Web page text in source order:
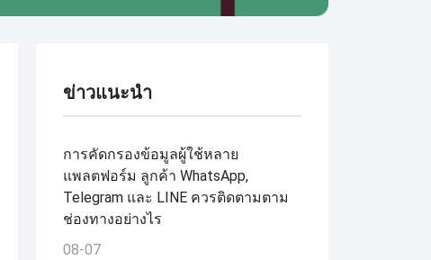
ข่าวแนะนำ
การคัดกรองข้อมูลผู้ใช้หลาย
แพลตฟอร์ม ลูกค้า WhatsApp,
Telegram และ LINE ควรติดตามตาม
ช่องทางอย่างไร
08-07